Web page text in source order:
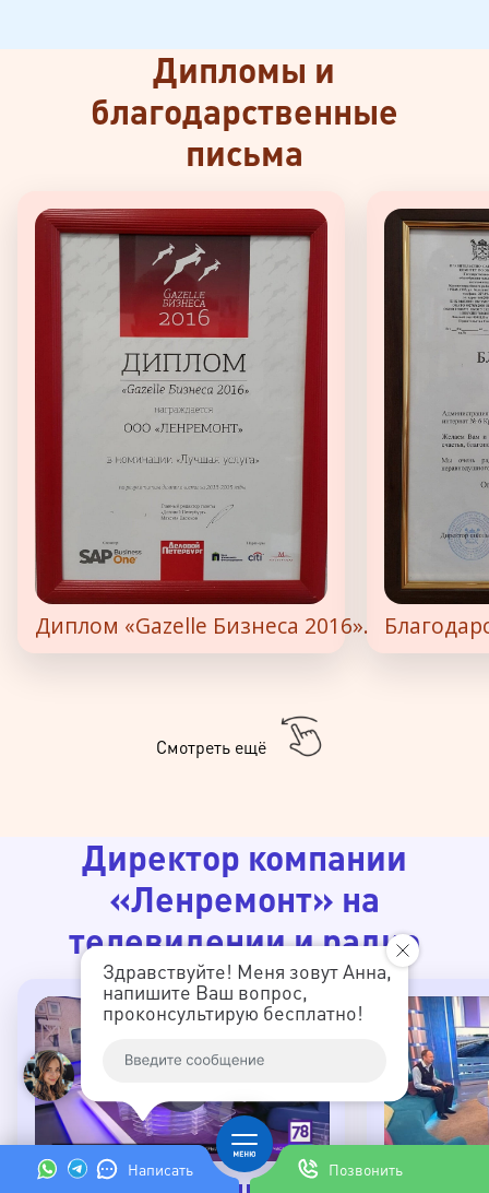
Написать Позвонить
Здравствуйте! Меня зовут Анна,
напишите Ваш вопрос,
проконсультирую бесплатно!
Дипломы и
благодарственные
письма
Диплом «Gazelle Бизнеса 2016».
Смотреть ещё
Директор компании
«Ленремонт» на
телевидении и радио